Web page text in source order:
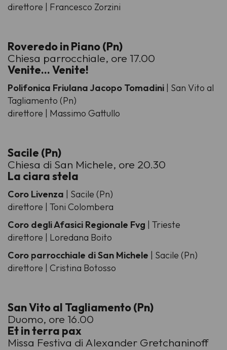
direttore | Francesco Zorzini
Roveredo in Piano (Pn)
Chiesa parrocchiale, ore 17.00
Venite... Venite!
Polifonica Friulana Jacopo Tomadini | San Vito al
Tagliamento (Pn)
direttore | Massimo Gattullo
Sacile (Pn)
Chiesa di San Michele, ore 20.30
La ciara stela
Coro Livenza | Sacile (Pn)
direttore | Toni Colombera
Coro degli Afasici Regionale Fvg | Trieste
direttore | Loredana Boito
Coro parrocchiale di San Michele | Sacile (Pn)
direttore | Cristina Botosso
San Vito al Tagliamento (Pn)
Duomo, ore 16.00
Et in terra pax
Missa Festiva di Alexander Gretchaninoff